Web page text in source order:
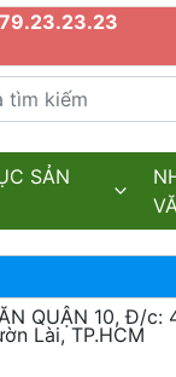
kiếm
SẢN
QUẬN 10, Đ/c:
Lài, TP.HCM